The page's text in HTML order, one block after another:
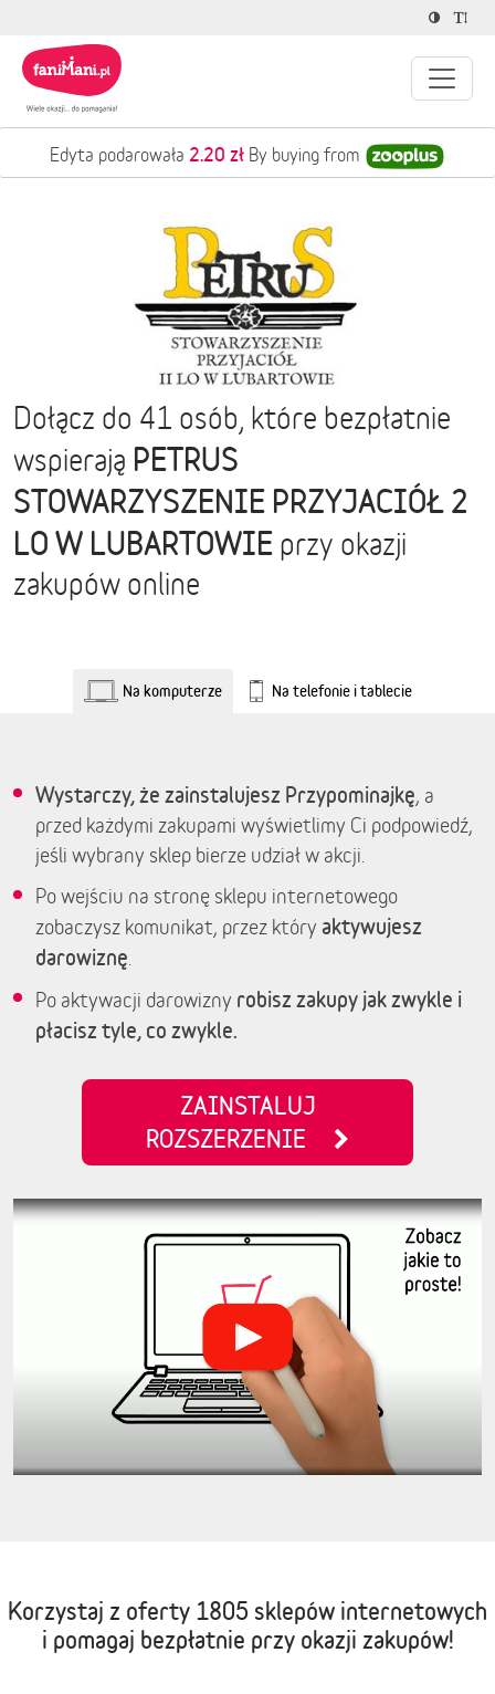
Edyta podarowała 2.20 złBy buying from
Dołącz do 41 osób, które bezpłatnie
wspierają PETRUS
STOWARZYSZENIE PRZYJACIÓŁ 2
LO W LUBARTOWIE przy okazji
zakupów online
Na komputerze Na telefonie i tablecie
Wystarczy, że zainstalujesz Przypominajkę, a
przed każdymi zakupami wyświetlimy Ci podpowiedź,
jeśli wybrany sklep bierze udział w akcji.
Po wejściu na stronę sklepu internetowego
zobaczysz komunikat, przez który aktywujesz
darowiznę
Po aktywacji darowizny robisz zakupy jak zwykle i
płacisz tyle, co zwykle.
ZAINSTALUJ
ROZSZERZENIE
Korzystaj z oferty 1805 sklepów internetowych
i pomagaj bezpłatnie przy okazji zakupów!